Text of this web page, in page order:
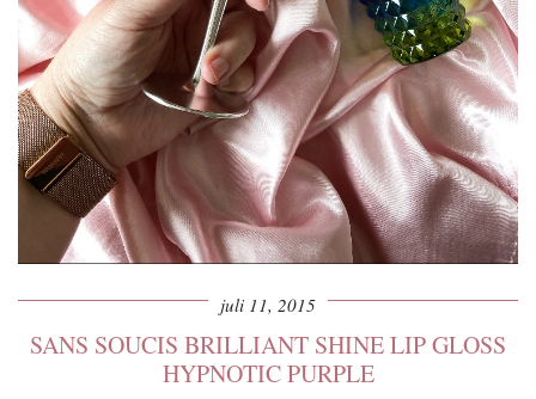
juli 11, 2015
SANS SOUCIS BRILLIANT SHINE LIP GLOSS
HYPNOTIC PURPLE